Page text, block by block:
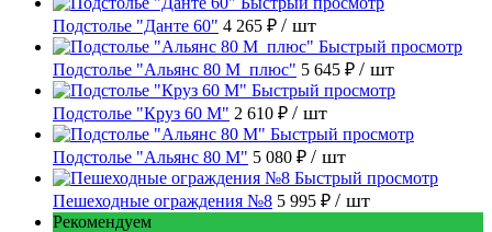
Подстолье "Данте 60" 4 265 ₽ / шт
Быстрый просмотр
Подстолье "Альянс 80 М_плюс" 5 645 ₽ / шт
Быстрый просмотр
Подстолье "Круз 60 М" 2 610 ₽ / шт
Быстрый просмотр
Подстолье "Альянс 80 М" 5 080 ₽ / шт
Быстрый просмотр
Пешеходные ограждения №8 5 995 ₽ / шт
Рекомендуем